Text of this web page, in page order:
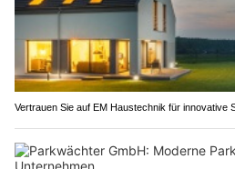
Vertrauen Sie auf EM Haustechnik für innovative